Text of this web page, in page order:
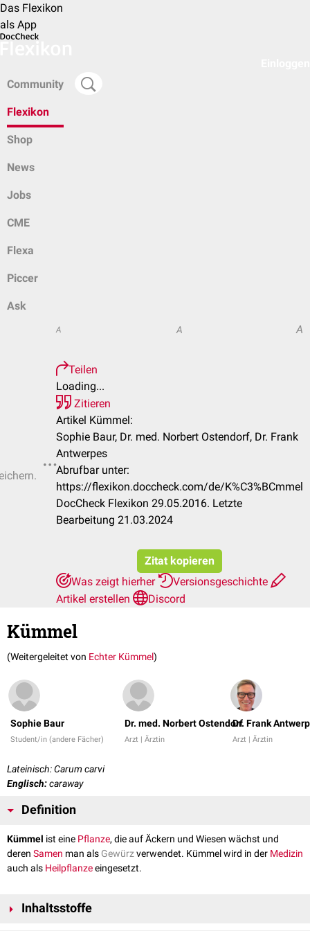
Das Flexikon
als App
Community
Flexikon
Shop
News
Jobs
CME
Flexa
Piccer
Ask
A A A
Teilen
Loading...
Zitieren
Artikel Kümmel:
Sophie Baur, Dr. med. Norbert Ostendorf, Dr. Frank
Antwerpes
Abrufbar unter:
https://flexikon.doccheck.com/de/K%C3%BCmmel
DocCheck Flexikon 29.05.2016. Letzte
Bearbeitung 21.03.2024
Zitat kopieren
Was zeigt hierher
Versionsgeschichte
Artikel erstellen
Discord
Kümmel
(Weitergeleitet von Echter Kümmel)
Sophie Baur
Student/in (andere Fächer)
Dr. med. Norbert Ostendorf
Arzt | Ärztin
Dr. Frank
Arzt | Ärztin
Lateinisch: Carum carvi
Englisch:caraway
Definition
Kümmel ist eine Pflanze, die auf Äckern und Wiesen wächst und
deren Samen man als Gewürzverwendet. Kümmel wird in der Medizin
auch als Heilpflanzeeingesetzt.
Inhaltsstoffe